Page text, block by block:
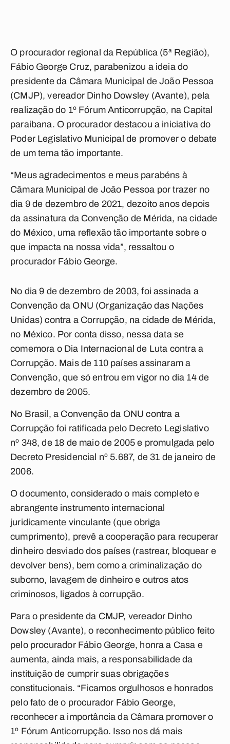
O procurador regional da República (5ª Região),
Fábio George Cruz, parabenizou a ideia do
presidente da Câmara Municipal de João Pessoa
(CMJP), vereador Dinho Dowsley (Avante), pela
realização do 1º Fórum Anticorrupção, na Capital
paraibana. O procurador destacou a iniciativa do
Poder Legislativo Municipal de promover o debate
de um tema tão importante.
“Meus agradecimentos e meus parabéns à
Câmara Municipal de João Pessoa por trazer no
dia 9 de dezembro de 2021, dezoito anos depois
da assinatura da Convenção de Mérida, na cidade
do México, uma reflexão tão importante sobre o
que impacta na nossa vida”, ressaltou o
procurador Fábio George.
No dia 9 de dezembro de 2003, foi assinada a
Convenção da ONU (Organização das Nações
Unidas) contra a Corrupção, na cidade de Mérida,
no México. Por conta disso, nessa data se
comemora o Dia Internacional de Luta contra a
Corrupção. Mais de 110 países assinaram a
Convenção, que só entrou em vigor no dia 14 de
dezembro de 2005.
No Brasil, a Convenção da ONU contra a
Corrupção foi ratificada pelo Decreto Legislativo
nº 348, de 18 de maio de 2005 e promulgada pelo
Decreto Presidencial nº 5.687, de 31 de janeiro de
2006.
O documento, considerado o mais completo e
abrangente instrumento internacional
juridicamente vinculante (que obriga
cumprimento), prevê a cooperação para recuperar
dinheiro desviado dos países (rastrear, bloquear e
devolver bens), bem como a criminalização do
suborno, lavagem de dinheiro e outros atos
criminosos, ligados à corrupção.
Para o presidente da CMJP, vereador Dinho
Dowsley (Avante), o reconhecimento público feito
pelo procurador Fábio George, honra a Casa e
aumenta, ainda mais, a responsabilidade da
instituição de cumprir suas obrigações
constitucionais. “Ficamos orgulhosos e honrados
pelo fato de o procurador Fábio George,
reconhecer a importância da Câmara promover o
1º Fórum Anticorrupção. Isso nos dá mais